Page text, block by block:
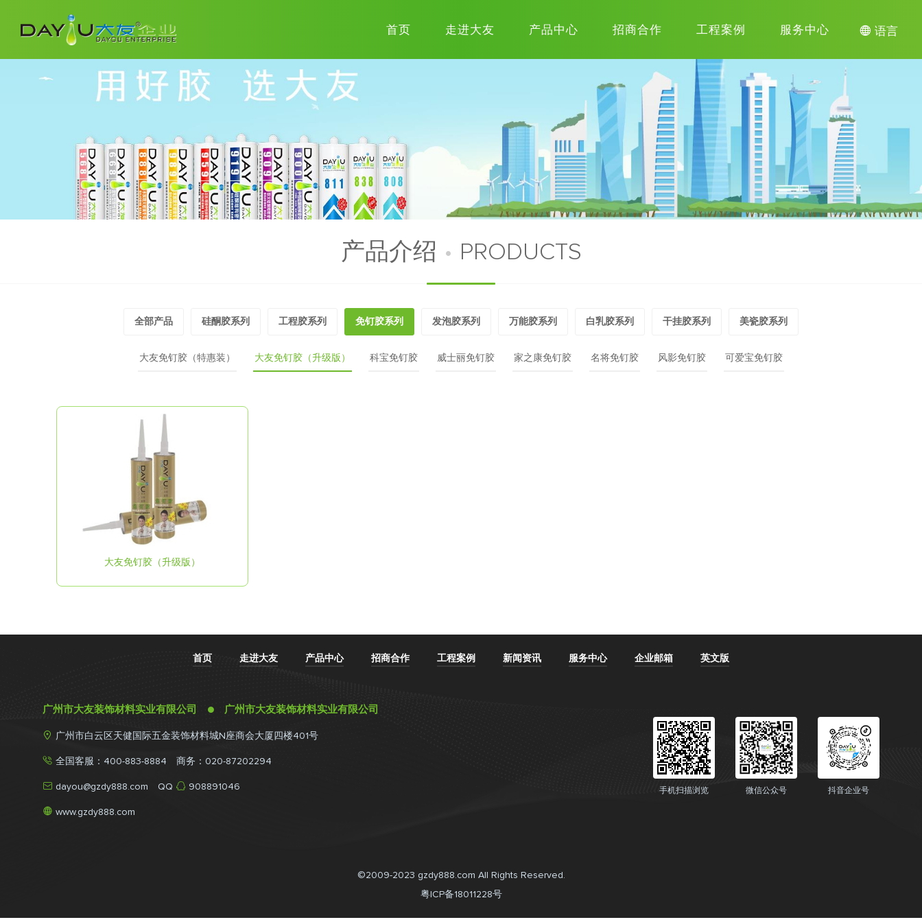
首页 走进大友 产品中心 招商合作 工程案例 服务中心  语言
产品介绍 • PRODUCTS
全部产品 硅酮胶系列 工程胶系列 免钉胶系列 发泡胶系列 万能胶系列 白乳胶系列 干挂胶系列 美瓷胶系列
大友免钉胶（特惠装） 大友免钉胶（升级版） 科宝免钉胶 威士丽免钉胶 家之康免钉胶 名将免钉胶 风影免钉胶 可爱宝免钉胶
大友免钉胶（升级版）
首页 走进大友 产品中心 招商合作 工程案例 新闻资讯 服务中心 企业邮箱 英文版
广州市大友装饰材料实业有限公司 ● 广州市大友装饰材料实业有限公司
 广州市白云区天健国际五金装饰材料城N座商会大厦四楼401号
 全国客服：400-883-8884 商务：020-87202294
 dayou@gzdy888.com QQ  908891046
 www.gzdy888.com
手机扫描浏览 微信公众号 抖音企业号
©2009-2023 gzdy888.com All Rights Reserved.
粤ICP备18011228号